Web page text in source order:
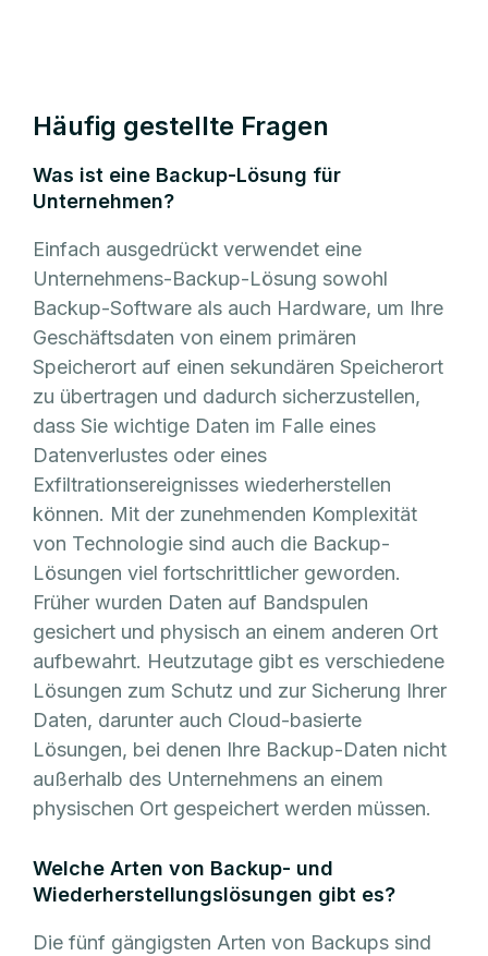
Häufig gestellte Fragen
Was ist eine Backup-Lösung für
Unternehmen?
Einfach ausgedrückt verwendet eine
Unternehmens-Backup-Lösung sowohl
Backup-Software als auch Hardware, um Ihre
Geschäftsdaten von einem primären
Speicherort auf einen sekundären Speicherort
zu übertragen und dadurch sicherzustellen,
dass Sie wichtige Daten im Falle eines
Datenverlustes oder eines
Exfiltrationsereignisses wiederherstellen
können. Mit der zunehmenden Komplexität
von Technologie sind auch die Backup-
Lösungen viel fortschrittlicher geworden.
Früher wurden Daten auf Bandspulen
gesichert und physisch an einem anderen Ort
aufbewahrt. Heutzutage gibt es verschiedene
Lösungen zum Schutz und zur Sicherung Ihrer
Daten, darunter auch Cloud-basierte
Lösungen, bei denen Ihre Backup-Daten nicht
außerhalb des Unternehmens an einem
physischen Ort gespeichert werden müssen.
Welche Arten von Backup- und
Wiederherstellungslösungen gibt es?
Die fünf gängigsten Arten von Backups sind